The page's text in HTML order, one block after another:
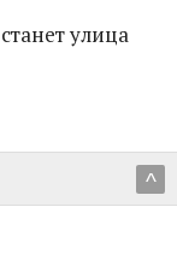
улица
^